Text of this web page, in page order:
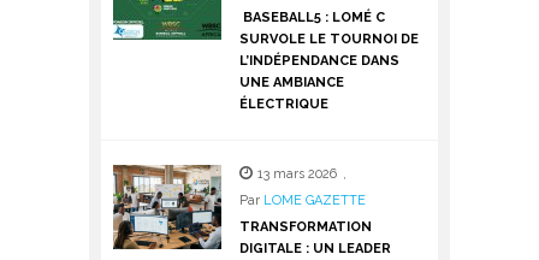
BASEBALL5 : LOMÉ C
SURVOLE LE TOURNOI DE
L’INDÉPENDANCE DANS
UNE AMBIANCE
ÉLECTRIQUE
13 mars 2026 ,
Par LOME GAZETTE
TRANSFORMATION
DIGITALE : UN LEADER